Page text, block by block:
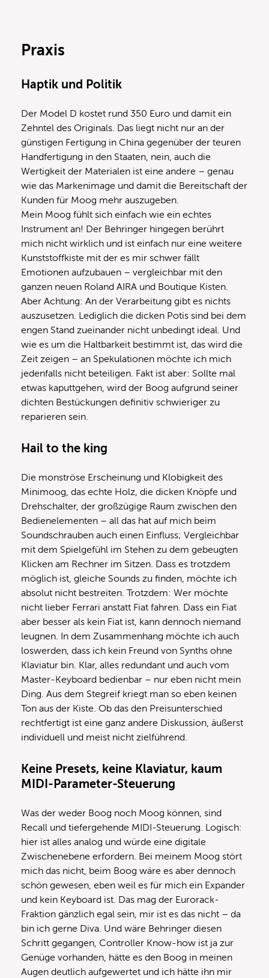
Praxis
Haptik und Politik
Der Model D kostet rund 350 Euro und damit ein
Zehntel des Originals. Das liegt nicht nur an der
günstigen Fertigung in China gegenüber der teuren
Handfertigung in den Staaten, nein, auch die
Wertigkeit der Materialen ist eine andere – genau
wie das Markenimage und damit die Bereitschaft der
Kunden für Moog mehr auszugeben.
Mein Moog fühlt sich einfach wie ein echtes
Instrument an! Der Behringer hingegen berührt
mich nicht wirklich und ist einfach nur eine weitere
Kunststoffkiste mit der es mir schwer fällt
Emotionen aufzubauen – vergleichbar mit den
ganzen neuen Roland AIRA und Boutique Kisten.
Aber Achtung: An der Verarbeitung gibt es nichts
auszusetzen. Lediglich die dicken Potis sind bei dem
engen Stand zueinander nicht unbedingt ideal. Und
wie es um die Haltbarkeit bestimmt ist, das wird die
Zeit zeigen – an Spekulationen möchte ich mich
jedenfalls nicht beteiligen. Fakt ist aber: Sollte mal
etwas kaputtgehen, wird der Boog aufgrund seiner
dichten Bestückungen definitiv schwieriger zu
reparieren sein.
Hail to the king
Die monströse Erscheinung und Klobigkeit des
Minimoog, das echte Holz, die dicken Knöpfe und
Drehschalter, der großzügige Raum zwischen den
Bedienelementen – all das hat auf mich beim
Soundschrauben auch einen Einfluss; Vergleichbar
mit dem Spielgefühl im Stehen zu dem gebeugten
Klicken am Rechner im Sitzen. Dass es trotzdem
möglich ist, gleiche Sounds zu finden, möchte ich
absolut nicht bestreiten. Trotzdem: Wer möchte
nicht lieber Ferrari anstatt Fiat fahren. Dass ein Fiat
aber besser als kein Fiat ist, kann dennoch niemand
leugnen. In dem Zusammenhang möchte ich auch
loswerden, dass ich kein Freund von Synths ohne
Klaviatur bin. Klar, alles redundant und auch vom
Master-Keyboard bedienbar – nur eben nicht mein
Ding. Aus dem Stegreif kriegt man so eben keinen
Ton aus der Kiste. Ob das den Preisunterschied
rechtfertigt ist eine ganz andere Diskussion, äußerst
individuell und meist nicht zielführend.
Keine Presets, keine Klaviatur, kaum
MIDI-Parameter-Steuerung
Was der weder Boog noch Moog können, sind
Recall und tiefergehende MIDI-Steuerung. Logisch:
hier ist alles analog und würde eine digitale
Zwischenebene erfordern. Bei meinem Moog stört
mich das nicht, beim Boog wäre es aber dennoch
schön gewesen, eben weil es für mich ein Expander
und kein Keyboard ist. Das mag der Eurorack-
Fraktion gänzlich egal sein, mir ist es das nicht – da
bin ich gerne Diva. Und wäre Behringer diesen
Schritt gegangen, Controller Know-how ist ja zur
Genüge vorhanden, hätte es den Boog in meinen
Augen deutlich aufgewertet und ich hätte ihn mir